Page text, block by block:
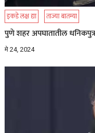
इकडे लक्ष द्या ताज्या बातम्या
पुणे शहर अपघातातील
मे 24, 2024